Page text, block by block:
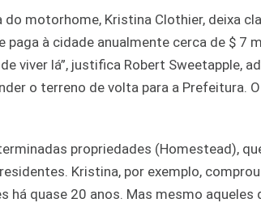
motorhome, Kristina Clothier, deixa
paga à cidade anualmente cerca de $ 7
viver lá”, justifica Robert Sweetapple,
o terreno de volta para a Prefeitura.
propriedades (Homestead),
Kristina, por exemplo,
quase 20 anos. Mas mesmo aqueles